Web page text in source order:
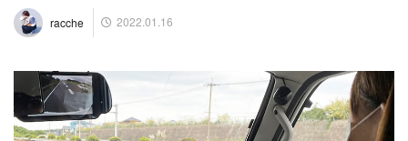
racche 2022.01.16